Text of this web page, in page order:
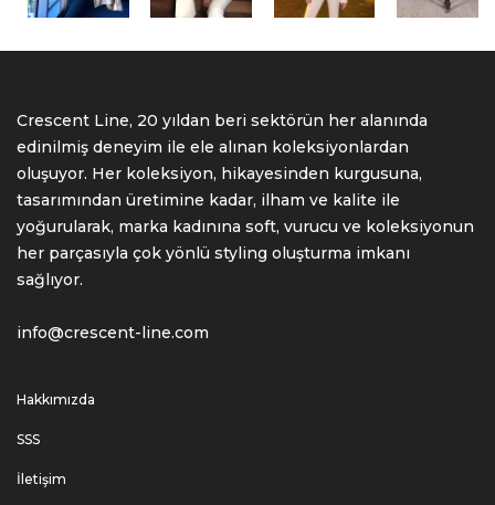
Crescent Line, 20 yıldan beri sektörün her alanında
edinilmiş deneyim ile ele alınan koleksiyonlardan
oluşuyor. Her koleksiyon, hikayesinden kurgusuna,
tasarımından üretimine kadar, ilham ve kalite ile
yoğurularak, marka kadınına soft, vurucu ve koleksiyonun
her parçasıyla çok yönlü styling oluşturma imkanı
sağlıyor.
info@crescent-line.com
Hakkımızda
SSS
İletişim